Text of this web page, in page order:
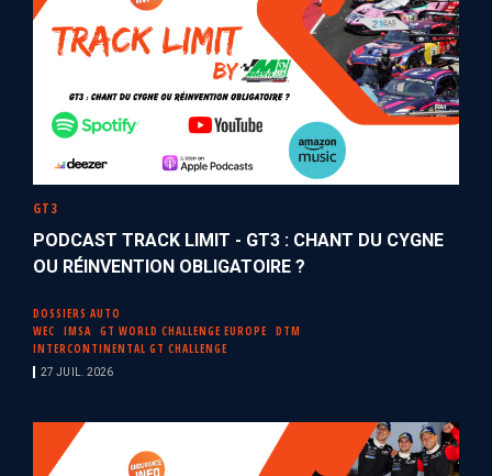
GT3
PODCAST TRACK LIMIT - GT3 : CHANT DU CYGNE
OU RÉINVENTION OBLIGATOIRE ?
DOSSIERS AUTO
WEC
IMSA GT WORLD CHALLENGE EUROPE
DTM
INTERCONTINENTAL GT CHALLENGE
27 JUIL. 2026